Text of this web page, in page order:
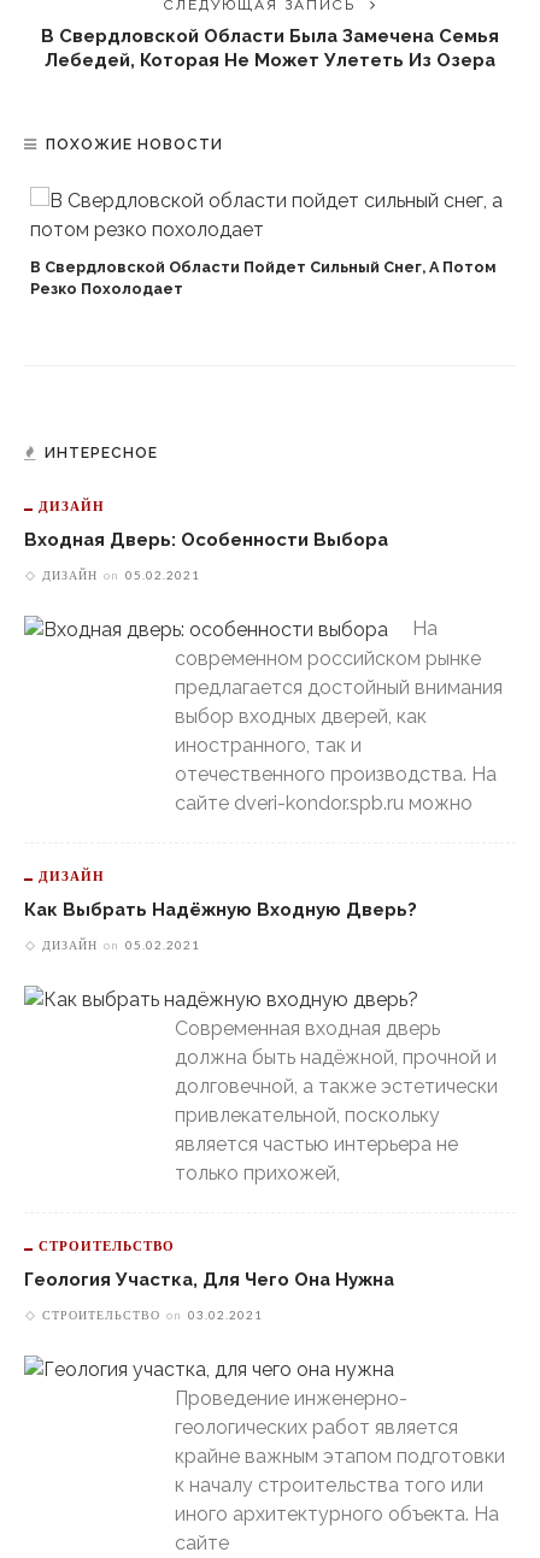
СЛЕДУЮЩАЯ ЗАПИСЬ
В Свердловской Области Была Замечена Семья
Лебедей, Которая Не Может Улететь Из Озера
ПОХОЖИЕ НОВОСТИ
В Свердловской Области Пойдет Сильный Снег, А Потом
Резко Похолодает
ИНТЕРЕСНОЕ
ДИЗАЙН
Входная Дверь: Особенности Выбора
ДИЗАЙН on 05.02.2021
На
современном российском рынке
предлагается достойный внимания
выбор входных дверей, как
иностранного, так и
отечественного производства. На
сайте dveri-kondor.spb.ru можно
ДИЗАЙН
Как Выбрать Надёжную Входную Дверь?
ДИЗАЙН on 05.02.2021
Современная входная дверь
должна быть надёжной, прочной и
долговечной, а также эстетически
привлекательной, поскольку
является частью интерьера не
только прихожей,
СТРОИТЕЛЬСТВО
Геология Участка, Для Чего Она Нужна
СТРОИТЕЛЬСТВО on 03.02.2021
Проведение инженерно-
геологических работ является
крайне важным этапом подготовки
к началу строительства того или
иного архитектурного объекта. На
сайте